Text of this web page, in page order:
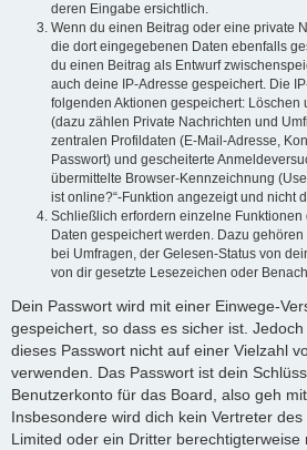
deren Eingabe ersichtlich.
Wenn du einen Beitrag oder eine private
die dort eingegebenen Daten ebenfalls
du einen Beitrag als Entwurf
auch deine IP-Adresse gespeichert. Die
folgenden Aktionen gespeichert: Löschen
(dazu zählen Private Nachrichten und
zentralen Profildaten (E-Mail-Adresse,
Passwort) und gescheiterte
übermittelte Browser-Kennzeichnung
ist online?“-Funktion angezeigt und nicht
Schließlich erfordern einzelne Funktionen
Daten gespeichert werden. Dazu
bei Umfragen, der Gelesen-Status von
von dir gesetzte Lesezeichen oder
Dein Passwort wird mit einer Einwege-
gespeichert, so dass es sicher ist. Jedoch
dieses Passwort nicht auf einer Vielzahl
verwenden. Das Passwort ist dein
Benutzerkonto für das Board, also geh
Insbesondere wird dich kein Vertreter
Limited oder ein Dritter berechtigterweise